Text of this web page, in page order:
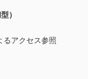
）
アクセス参照